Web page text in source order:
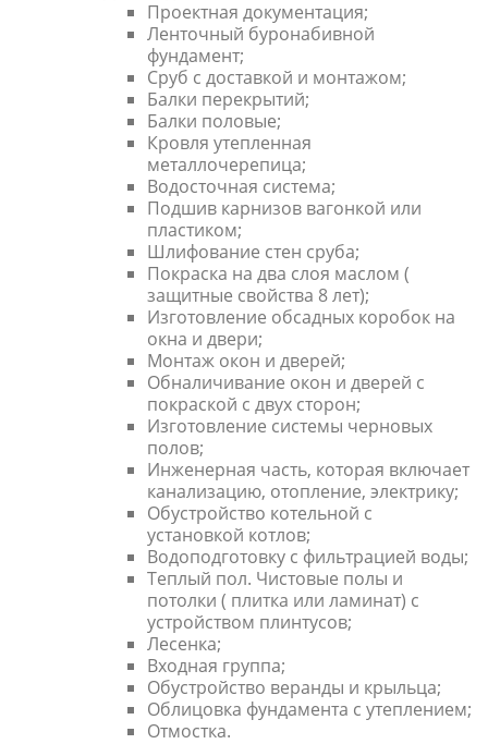
Проектная документация;
Ленточный буронабивной
фундамент;
Сруб с доставкой и монтажом;
Балки перекрытий;
Балки половые;
Кровля утепленная
металлочерепица;
Водосточная система;
Подшив карнизов вагонкой или
пластиком;
Шлифование стен сруба;
Покраска на два слоя маслом (
защитные свойства 8 лет);
Изготовление обсадных коробок на
окна и двери;
Монтаж окон и дверей;
Обналичивание окон и дверей с
покраской с двух сторон;
Изготовление системы черновых
полов;
Инженерная часть, которая включает
канализацию, отопление, электрику;
Обустройство котельной с
установкой котлов;
Водоподготовку с фильтрацией воды;
Теплый пол. Чистовые полы и
потолки ( плитка или ламинат) с
устройством плинтусов;
Лесенка;
Входная группа;
Обустройство веранды и крыльца;
Облицовка фундамента с утеплением;
Отмостка.